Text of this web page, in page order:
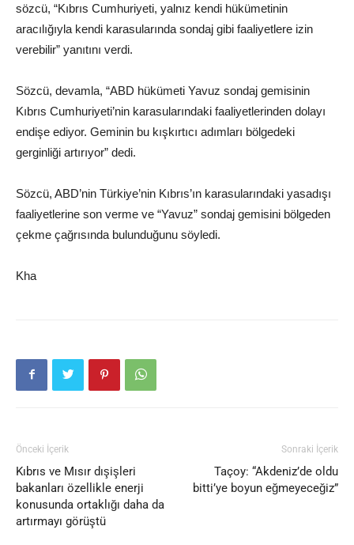
sözcü, “Kıbrıs Cumhuriyeti, yalnız kendi hükümetinin
aracılığıyla kendi karasularında sondaj gibi faaliyetlere izin
verebilir” yanıtını verdi.
Sözcü, devamla, “ABD hükümeti Yavuz sondaj gemisinin
Kıbrıs Cumhuriyeti’nin karasularındaki faaliyetlerinden dolayı
endişe ediyor. Geminin bu kışkırtıcı adımları bölgedeki
gerginliği artırıyor” dedi.
Sözcü, ABD’nin Türkiye’nin Kıbrıs’ın karasularındaki yasadışı
faaliyetlerine son verme ve “Yavuz” sondaj gemisini bölgeden
çekme çağrısında bulunduğunu söyledi.
Kha
Önceki İçerik
Kıbrıs ve Mısır dışişleri
bakanları özellikle enerji
konusunda ortaklığı daha da
artırmayı görüştü
Sonraki İçerik
Taçoy: “Akdeniz’de oldu
bitti’ye boyun eğmeyeceğiz”